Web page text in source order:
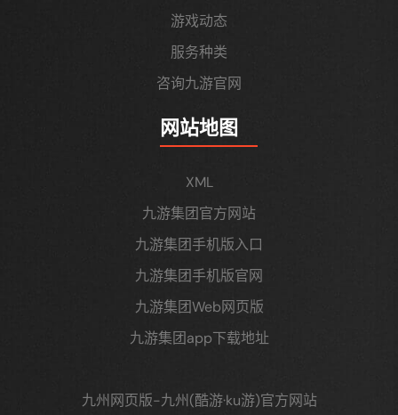
游戏动态
服务种类
咨询九游官网
网站地图
XML
九游集团官方网站
九游集团手机版入口
九游集团手机版官网
九游集团Web网页版
九游集团app下载地址
九州网页版-九州(酷游·ku游)官方网站